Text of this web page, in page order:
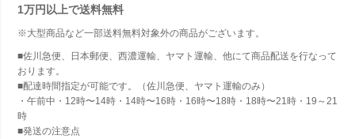
1万円以上で送料無料
※大型商品など一部送料無料対象外の商品がございます。
■佐川急便、日本郵便、西濃運輸、ヤマト運輸、他にて商品配送を行なって
おります。
■配達時間指定が可能です。（佐川急便、ヤマト運輸のみ）
・午前中・12時〜14時・14時〜16時・16時〜18時・18時〜21時・19～21
時
■発送の注意点